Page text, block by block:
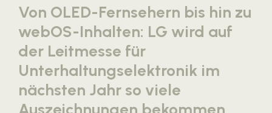
Blaguss
Bundesverband Sonnenschutztechnik
Cineplexx
Colmobil Austria
Von OLED-Fernsehern bis hin zu
webOS-Inhalten: LG wird auf
der Leitmesse für
Unterhaltungselektronik im
nächsten Jahr so viele